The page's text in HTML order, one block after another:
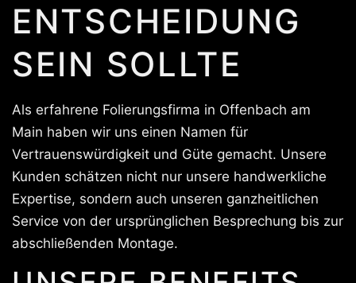
ENTSCHEIDUNG
SEIN SOLLTE
Als erfahrene Folierungsfirma in Offenbach am
Main haben wir uns einen Namen für
Vertrauenswürdigkeit und Güte gemacht. Unsere
Kunden schätzen nicht nur unsere handwerkliche
Expertise, sondern auch unseren ganzheitlichen
Service von der ursprünglichen Besprechung bis zur
abschließenden Montage.